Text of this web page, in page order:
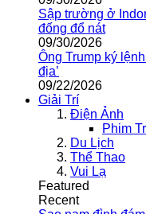
Sập trường ở
đống đổ nát
09/30/2026
Ông Trump ký
địa’
09/22/2026
Giải Trí
Điện Ảnh
Phim
Du Lịch
Thể Thao
Vui Lạ
Featured
Recent